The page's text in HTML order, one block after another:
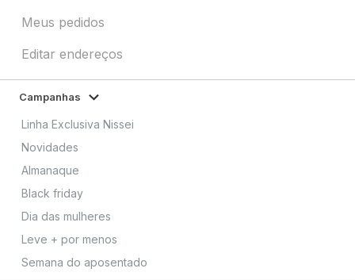
Meus pedidos
Editar endereços
Campanhas
Linha Exclusiva Nissei
Novidades
Almanaque
Black friday
Dia das mulheres
Leve + por menos
Semana do aposentado